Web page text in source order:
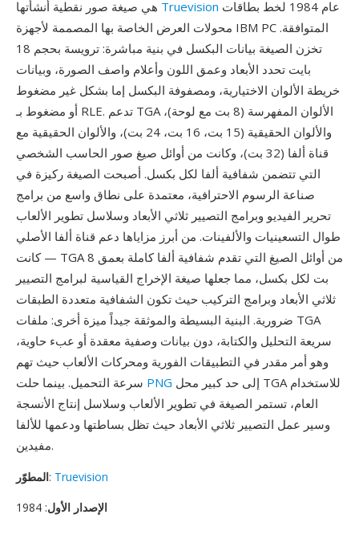
Truevision
محولات العرض الخاصة بها المصممة لأجهزة IBM PC المتوافقة.
تخزن الصيغة بيانات البكسل في بنية مباشرة: ترويسة بحجم 18
بايت تحدد الأبعاد وعمق اللون وأعلام واصف الصورة، وبيانات
خريطة الألوان الاختيارية، ومصفوفة البكسل إما بشكل غير مضغوط
أو مضغوط بـ RLE. تدعم TGA الألوان المفهرسة (8 بت مع لوحة)،
والألوان الحقيقية (15 بت، 16 بت، 24 بت)، والألوان الحقيقية مع
قناة ألفا (32 بت)، وكانت من أوائل صيغ صور الحاسب الشخصي
التي تتضمن شفافية ألفا لكل بكسل. أصبحت الصيغة ركيزة في
صناعة الرسوم الاحترافية، معتمدة على نطاق واسع من برامج
تحرير الفيديو وبرامج التصيير ثلاثي الأبعاد وسلاسل تطوير الألعاب
طوال التسعينيات والألفينات. من أبرز مزاياها دعم قناة ألفا الأصلي
— كانت TGA من أوائل الصيغ التي تقدم شفافية ألفا كاملة بعمق 8
بت لكل بكسل، مما جعلها صيغة الإخراج القياسية لبرامج التصيير
ثلاثي الأبعاد وبرامج التركيب حيث تكون الشفافية متعددة الطبقات
ضرورية. البنية البسيطة والموثقة جيداً ميزة أخرى: ملفات TGA
سريعة التحليل والكتابة، دون بيانات وصفية معقدة أو عبء حاوية،
وهو أمر مقدر في التطبيقات الفورية ومحركات الألعاب حيث تهم
PNG
العام، تستمر الصيغة في تطوير الألعاب وسلاسل إنتاج الأنسجة
وسير عمل التصيير ثلاثي الأبعاد حيث تظل بساطتها ودعمها للألفا
مفيدين.
المطوّر: Truevision
الإصدار الأول: 1984